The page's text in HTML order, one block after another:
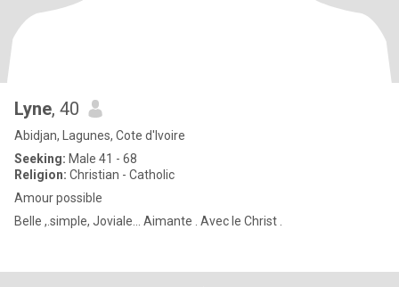
Lyne, 40
Abidjan, Lagunes, Cote d'Ivoire
Seeking: Male 41 - 68
Religion: Christian - Catholic
Amour possible
Belle ,.simple, Joviale... Aimante . Avec le Christ .